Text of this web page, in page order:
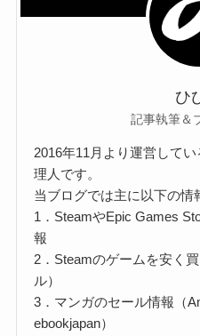
ひ
記事執筆＆
2016年11月より運営して
理人です。
当ブログでは主に以下の情
1．SteamやEpic Games
報
2．Steamのゲームを安く
ル）
3．マンガのセール情報（
ebookjapan）